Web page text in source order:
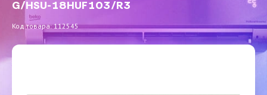
G/HSU-18HUF103/R3
Код товара: 112545